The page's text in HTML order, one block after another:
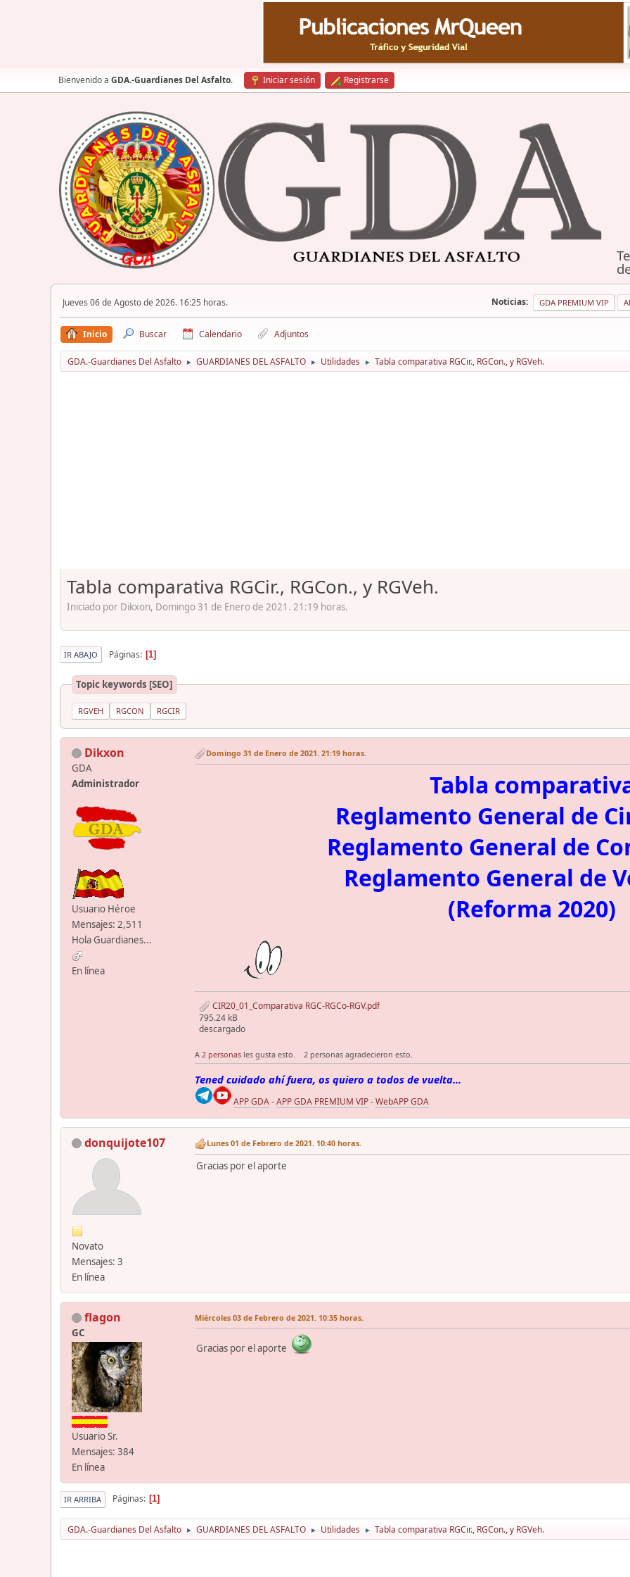
Bienvenido a GDA.-Guardianes Del Asfalto. Iniciar sesión Registrarse
Jueves 06 de Agosto de 2026. 16:25 horas. Noticias: GDA PREMIUM VIP
Inicio Buscar Calendario Adjuntos
GDA.-Guardianes Del Asfalto ► GUARDIANES DEL ASFALTO ► Utilidades ► Tabla comparativa RGCir., RGCon., y RGVeh.
Tabla comparativa RGCir., RGCon., y RGVeh.
Iniciado por Dikxon, Domingo 31 de Enero de 2021. 21:19 horas.
IR ABAJO Páginas 1
Topic keywords [SEO]
RGVEH RGCON RGCIR
Dikxon
GDA
Administrador
Usuario Héroe
Mensajes: 2,511
Hola Guardianes...
En línea
Domingo 31 de Enero de 2021. 21:19 horas.
Tabla
Reglamento General de
Reglamento General de
Reglamento General de
(Reforma 2020)
CIR20_01_Comparativa RGC-RGCo-RGV.pdf
795.24 kB
descargado
A 2 personas les gusta esto. 2 personas agradecieron esto.
Tened cuidado ahí fuera, os quiero a todos de vuelta...
APP GDA-APP GDA PREMIUM VIP-WebAPP GDA
donquijote107
Novato
Mensajes: 3
En línea
Lunes 01 de Febrero de 2021. 10:40 horas.
Gracias por el aporte
flagon
GC
Usuario Sr.
Mensajes: 384
En línea
Miércoles 03 de Febrero de 2021. 10:35 horas.
Gracias por el aporte
IR ARRIBA Páginas 1
GDA.-Guardianes Del Asfalto ► GUARDIANES DEL ASFALTO ► Utilidades ► Tabla comparativa RGCir., RGCon., y RGVeh.